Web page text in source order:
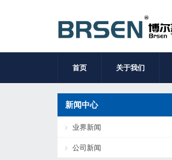
首页 关于我们
新闻中心
业界新闻
公司新闻